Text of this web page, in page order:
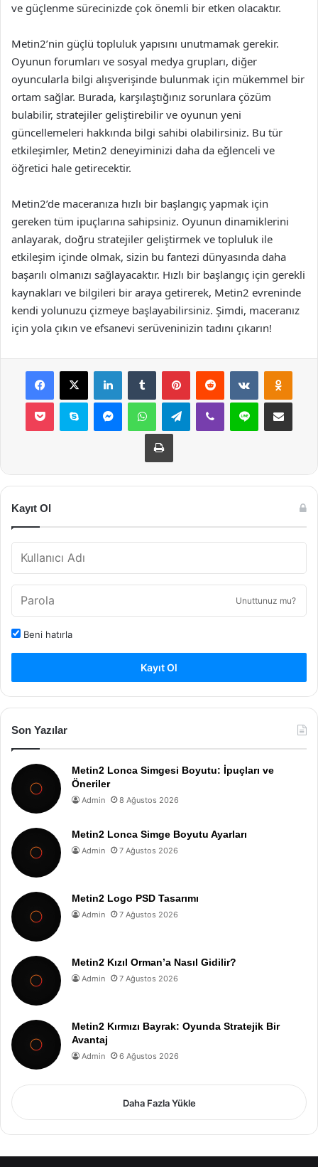
ve güçlenme sürecinizde çok önemli bir etken olacaktır.
Metin2’nin güçlü topluluk yapısını unutmamak gerekir.
Oyunun forumları ve sosyal medya grupları, diğer
oyuncularla bilgi alışverişinde bulunmak için mükemmel bir
ortam sağlar. Burada, karşılaştığınız sorunlara çözüm
bulabilir, stratejiler geliştirebilir ve oyunun yeni
güncellemeleri hakkında bilgi sahibi olabilirsiniz. Bu tür
etkileşimler, Metin2 deneyiminizi daha da eğlenceli ve
öğretici hale getirecektir.
Metin2’de maceranıza hızlı bir başlangıç yapmak için
gereken tüm ipuçlarına sahipsiniz. Oyunun dinamiklerini
anlayarak, doğru stratejiler geliştirmek ve topluluk ile
etkileşim içinde olmak, sizin bu fantezi dünyasında daha
başarılı olmanızı sağlayacaktır. Hızlı bir başlangıç için gerekli
kaynakları ve bilgileri bir araya getirerek, Metin2 evreninde
kendi yolunuzu çizmeye başlayabilirsiniz. Şimdi, maceranız
için yola çıkın ve efsanevi serüveninizin tadını çıkarın!
Facebook
X LinkedInTumblr PinterestReddit VKontakte
Pocket Skype MessengerWhatsAppTelegramViber Line E-Posta ile
Yazdır
Kayıt Ol
Unuttunuz mu?
Beni hatırla
Kayıt Ol
Son Yazılar
Metin2 Lonca Simgesi Boyutu: İpuçları ve
Öneriler
Admin 8 Ağustos 2026
Metin2 Lonca Simge Boyutu Ayarları
Admin 7 Ağustos 2026
Metin2 Logo PSD Tasarımı
Admin 7 Ağustos 2026
Metin2 Kızıl Orman’a Nasıl Gidilir?
Admin 7 Ağustos 2026
Metin2 Kırmızı Bayrak: Oyunda Stratejik Bir
Avantaj
Admin 6 Ağustos 2026
Daha Fazla Yükle